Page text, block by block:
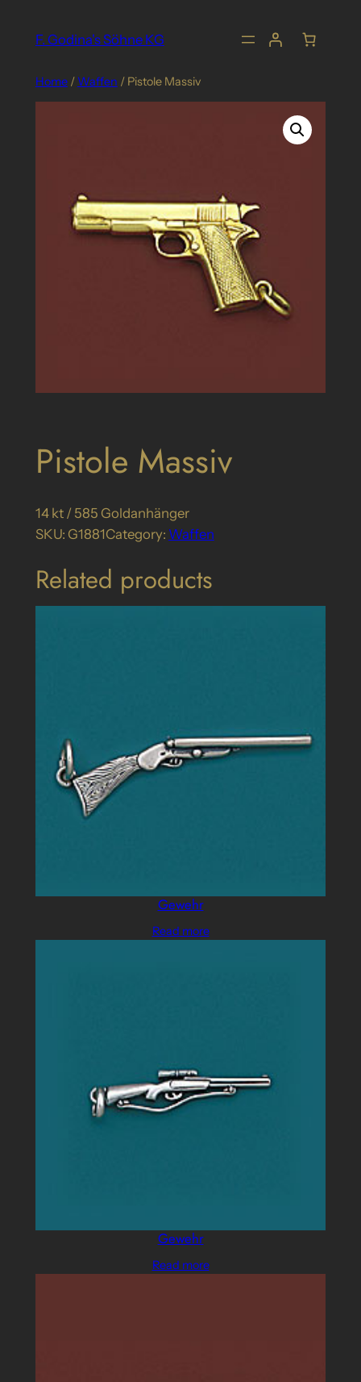
F. Godina's Söhne KG
Home/ Waffen / Pistole Massiv
Pistole Massiv
14 kt / 585 Goldanhänger
SKU: G1881Category: Waffen
Related products
Gewehr
Read more
Gewehr
Read more